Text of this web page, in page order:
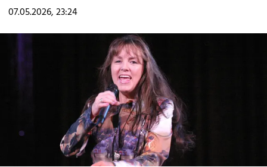
07.05.2026, 23:24